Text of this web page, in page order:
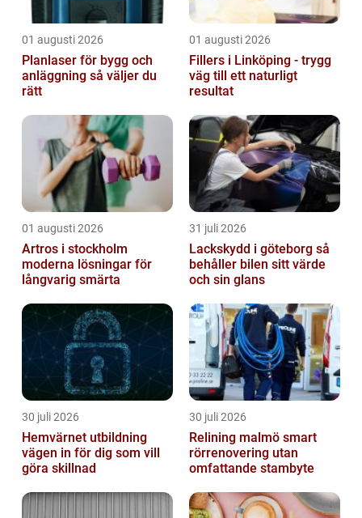
01 augusti 2026
Planlaser för bygg och
anläggning så väljer du
rätt
01 augusti 2026
Fillers i Linköping - trygg
väg till ett naturligt
resultat
01 augusti 2026
Artros i stockholm
moderna lösningar för
långvarig smärta
31 juli 2026
Lackskydd i göteborg så
behåller bilen sitt värde
och sin glans
30 juli 2026
Hemvärnet utbildning
vägen in för dig som vill
göra skillnad
30 juli 2026
Relining malmö smart
rörrenovering utan
omfattande stambyte